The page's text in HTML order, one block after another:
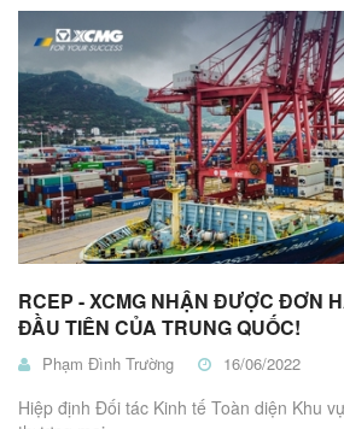
RCEP - XCMG NHẬN ĐƯỢC ĐƠN
ĐẦU TIÊN CỦA TRUNG QUỐC!
Phạm Đình Trường 16/06/2022
Hiệp định Đối tác Kinh tế Toàn diện Khu